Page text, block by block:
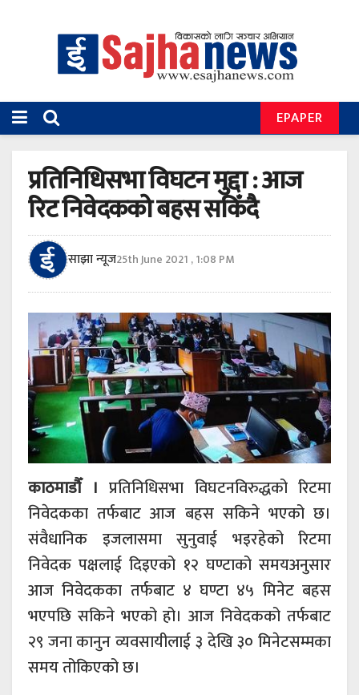
EPAPER
प्रतिनिधिसभा विघटन मुद्दा : आज
रिट निवेदकको बहस सकिँदै
साझा न्यूज25th June 2021 , 1:08 PM
काठमाडौँ । प्रतिनिधिसभा विघटनविरुद्धको रिटमा
निवेदकका तर्फबाट आज बहस सकिने भएको छ।
संवैधानिक इजलासमा सुनुवाई भइरहेको रिटमा
निवेदक पक्षलाई दिइएको १२ घण्टाको समयअनुसार
आज निवेदकका तर्फबाट ४ घण्टा ४५ मिनेट बहस
भएपछि सकिने भएको हो। आज निवेदकको तर्फबाट
२९ जना कानुन व्यवसायीलाई ३ देखि ३० मिनेटसम्मका
समय तोकिएको छ।